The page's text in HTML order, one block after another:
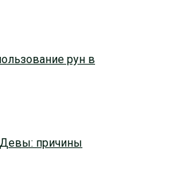
рун в
причины